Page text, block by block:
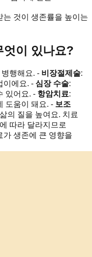
는 것이 생존률을 높이는
엇이 있나요?
행해요. - 비장절제술:
이에요. - 심장 수술:
있어요. - 항암치료:
도움이 돼요. - 보조
의 질을 높여요. 치료
따라 달라지므로
가 생존에 큰 영향을